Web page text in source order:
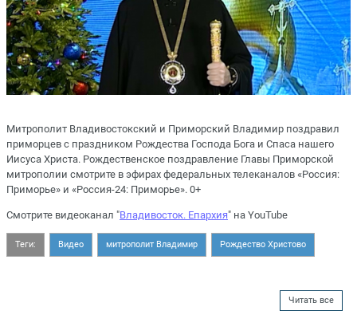
Митрополит Владивостокский и Приморский Владимир поздравил
приморцев с праздником Рождества Господа Бога и Спаса нашего
Иисуса Христа. Рождественское поздравление Главы Приморской
митрополии смотрите в эфирах федеральных телеканалов «Россия:
Приморье» и «Россия-24: Приморье». 0+
Смотрите видеоканал "Владивосток. Епархия" на YouTube
Теги: Видео митрополит Владимир Рождество Христово
Читать все